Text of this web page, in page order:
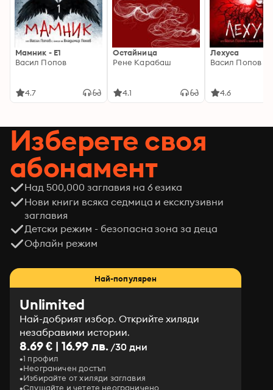
Мамник - E1
Васил Попов
4.7
Остайница
Рене Карабаш
4.1
Лехуса
Васил Попов
4.6
Изберете своя
абонамент
Над 500,000 заглавия на 6 езика
Нови книги всяка седмица и ексклузивни
заглавия
Детски режим - безопасна зона за деца
Офлайн режим
Най-популярен
Unlimited
Най-добрият избор. Открийте хиляди
незабравими истории.
8.69 € | 16.99 лв./30 дни
1 профил
Неограничен достъп
Избирайте от хиляди заглавия
Слушайте и четете неограничено